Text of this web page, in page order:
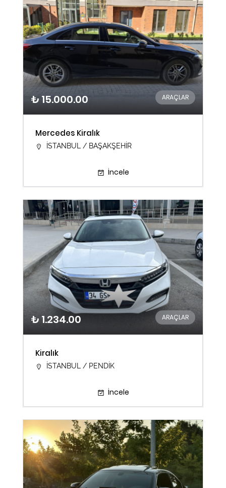
₺ 15.000.00 ARAÇLAR
Mercedes Kiralık
İSTANBUL / BAŞAKŞEHİR
İncele
₺ 1.234.00 ARAÇLAR
Kiralık
İSTANBUL / PENDİK
İncele